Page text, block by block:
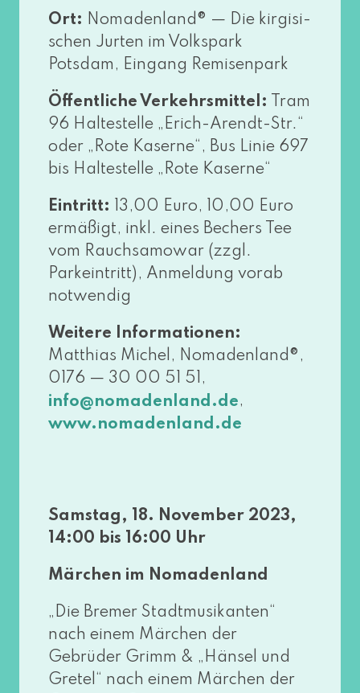
Ort: Nomadenland® — Die kir­gi­si­
schen Jurten im Volkspark
Potsdam, Eingang Remisenpark
Öffentliche Verkehrsmittel: Tram
96 Haltestelle „Erich-Arendt-Str.“
oder „Rote Kaserne“, Bus Linie 697
bis Haltestelle „Rote Kaserne“
Eintritt: 13,00 Euro, 10,00 Euro
ermä­ßigt, inkl. eines Bechers Tee
vom Rauchsamowar (zzgl.
Parkeintritt), Anmeldung vor­ab
notwendig
Weitere Informationen:
Matthias Michel, Nomadenland®,
0176 — 30 00 51 51,
info@​nomadenland.​de,
www​.noma​den​land​.de
Samstag, 18. November 2023,
14:00 bis 16:00 Uhr
Märchen im Nomadenland
„Die Bremer Stadtmusikanten“
nach einem Märchen der
Gebrüder Grimm & „Hänsel und
Gretel“ nach einem Märchen der